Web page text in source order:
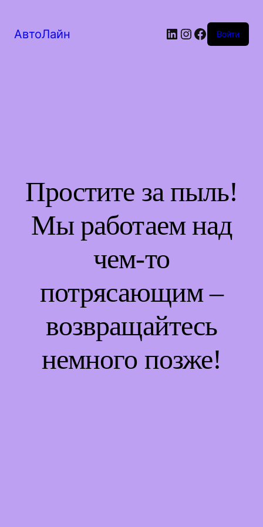
АвтоЛайн LinkedIn
Instagram
Facebook
Войти
Простите за пыль!
Мы работаем над
чем-то
потрясающим –
возвращайтесь
немного позже!